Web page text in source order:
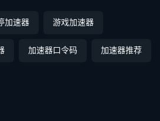
加速器 游戏加速器
加速器口令码 加速器推荐